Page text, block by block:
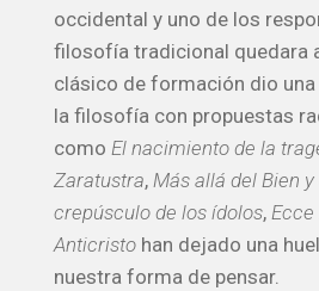
occidental y uno de los
filosofía tradicional quedara
clásico de formación dio
la filosofía con propuestas
como El nacimiento de la
Zaratustra, Más allá del Bien
crepúsculo de los ídolos,
Anticristohan dejado una
nuestra forma de pensar.